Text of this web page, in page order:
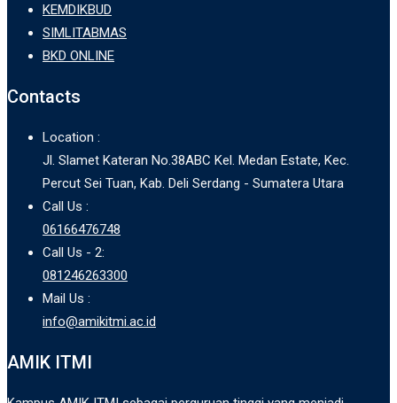
KEMDIKBUD
SIMLITABMAS
BKD ONLINE
Contacts
Location :
Jl. Slamet Kateran No.38ABC Kel. Medan Estate, Kec.
Percut Sei Tuan, Kab. Deli Serdang - Sumatera Utara
Call Us :
06166476748
Call Us - 2:
081246263300
Mail Us :
info@amikitmi.ac.id
AMIK ITMI